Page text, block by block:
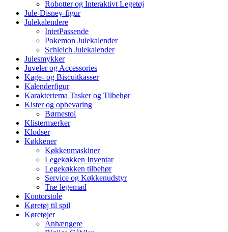
Robotter og Interaktivt Legetøj
Jule-Disney-figur
Julekalendere
IntetPassende
Pokemon Julekalender
Schleich Julekalender
Julesmykker
Juveler og Accessories
Kage- og Biscuitkasser
Kalenderfigur
Karaktertema Tasker og Tilbehør
Kister og opbevaring
Børnestol
Klistermærker
Klodser
Køkkener
Køkkenmaskiner
Legekøkken Inventar
Legekøkken tilbehør
Service og Køkkenudstyr
Træ legemad
Kontorstole
Køretøj til spil
Køretøjer
Anhængere